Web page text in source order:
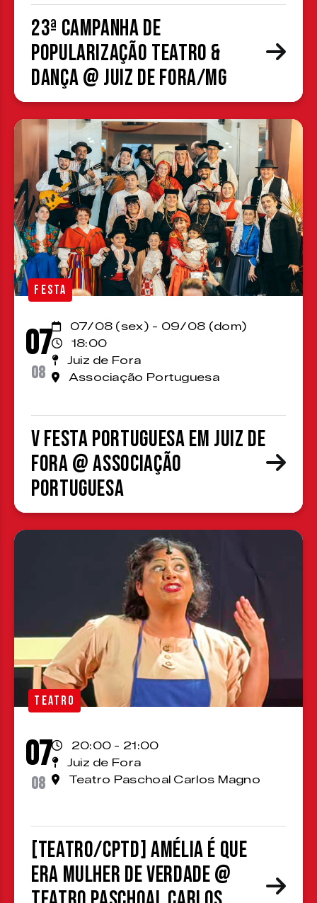
23ª Campanha de
Popularização Teatro &
Dança @ Juiz de Fora/MG
FESTA
07
08
07/08 (sex) - 09/08 (dom)
18:00
Juiz de Fora
Associação Portuguesa
V Festa Portuguesa em Juiz de
Fora @ Associação
Portuguesa
TEATRO
07
08
20:00 - 21:00
Juiz de Fora
Teatro Paschoal Carlos Magno
[TEATRO/CPTD] Amélia é que
era mulher de verdade @